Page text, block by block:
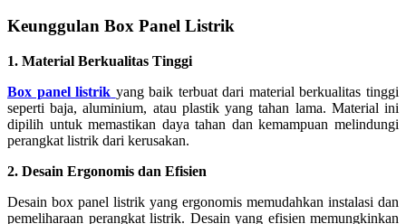
Keunggulan Box Panel Listrik
1. Material Berkualitas Tinggi
Box panel listrik yang baik terbuat dari material berkualitas tinggi
seperti baja, aluminium, atau plastik yang tahan lama. Material ini
dipilih untuk memastikan daya tahan dan kemampuan melindungi
perangkat listrik dari kerusakan.
2. Desain Ergonomis dan Efisien
Desain box panel listrik yang ergonomis memudahkan instalasi dan
pemeliharaan perangkat listrik. Desain yang efisien memungkinkan